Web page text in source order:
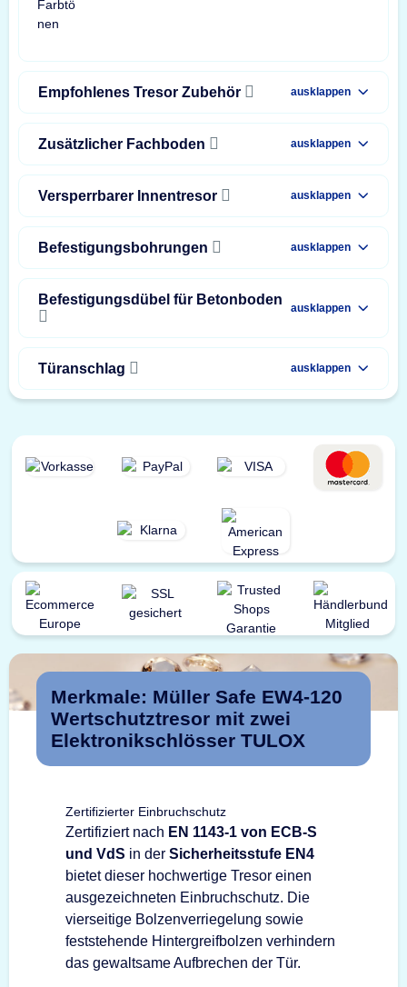
Empfohlenes Tresor Zubehör ausklappen
Zusätzlicher Fachboden ausklappen
Versperrbarer Innentresor ausklappen
Befestigungsbohrungen ausklappen
Befestigungsdübel für Betonboden
ausklappen
Türanschlag ausklappen
Merkmale: Müller Safe EW4-120
Wertschutztresor mit zwei
Elektronikschlösser TULOX
Zertifizierter Einbruchschutz
Zertifiziert nach EN 1143-1 von ECB-S
und VdS in der Sicherheitsstufe EN4
bietet dieser hochwertige Tresor einen
ausgezeichneten Einbruchschutz. Die
vierseitige Bolzenverriegelung sowie
feststehende Hintergreifbolzen verhindern
das gewaltsame Aufbrechen der Tür.